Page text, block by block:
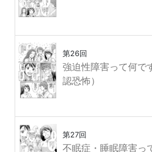
第26回
強迫性障害って何で
認恐怖）
第27回
不眠症・睡眠障害っ